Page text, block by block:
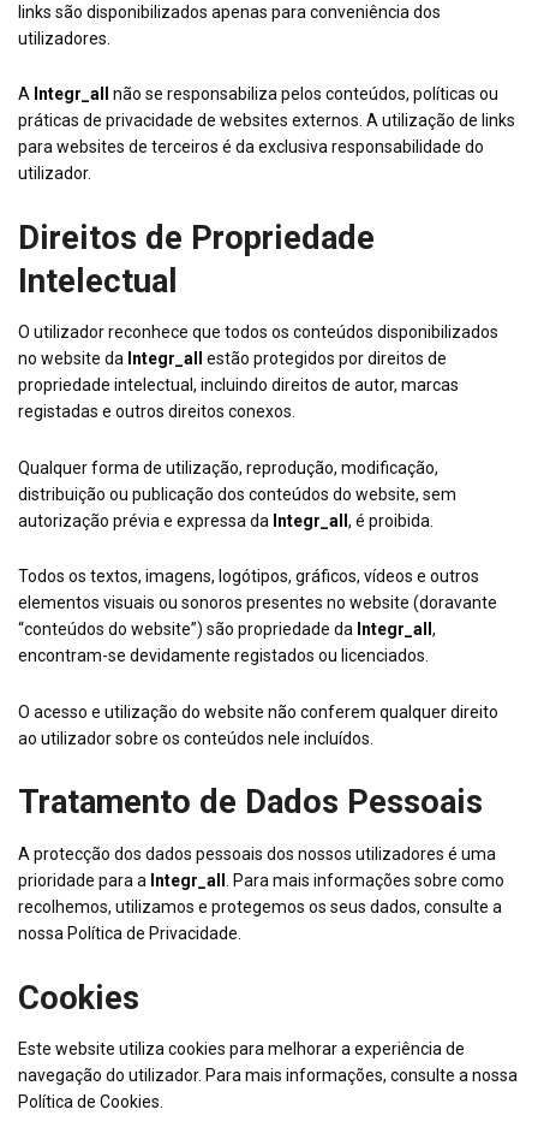
links são disponibilizados apenas para conveniência dos
utilizadores.
A Integr_all
não se responsabiliza pelos conteúdos, políticas ou
práticas de privacidade de websites externos. A utilização de links
para websites de terceiros é da exclusiva responsabilidade do
utilizador.
Direitos de Propriedade
Intelectual
O utilizador reconhece que todos os conteúdos disponibilizados
no website da Integr_all
estão protegidos por direitos de
propriedade intelectual, incluindo direitos de autor, marcas
registadas e outros direitos conexos.
Qualquer forma de utilização, reprodução, modificação,
distribuição ou publicação dos conteúdos do website, sem
autorização prévia e expressa da Integr_all , é proibida.
Todos os textos, imagens, logótipos, gráficos, vídeos e outros
elementos visuais ou sonoros presentes no website (doravante
“conteúdos do website”) são propriedade da Integr_all ,
encontram-se devidamente registados ou licenciados.
O acesso e utilização do website não conferem qualquer direito
ao utilizador sobre os conteúdos nele incluídos.
Tratamento de Dados Pessoais
A protecção dos dados pessoais dos nossos utilizadores é uma
prioridade para a Integr_all
. Para mais informações sobre como
recolhemos, utilizamos e protegemos os seus dados, consulte a
nossa Política de Privacidade.
Cookies
Este website utiliza cookies para melhorar a experiência de
navegação do utilizador. Para mais informações, consulte a nossa
Política de Cookies.